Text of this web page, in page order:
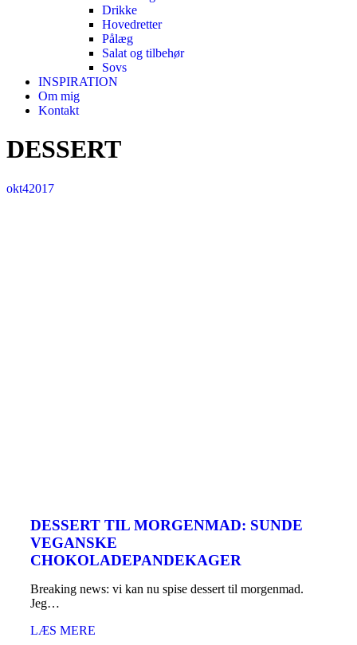
Drikke
Hovedretter
Pålæg
Salat og tilbehør
Sovs
INSPIRATION
Om mig
Kontakt
DESSERT
okt42017
DESSERT TIL MORGENMAD: SUNDE
VEGANSKE
CHOKOLADEPANDEKAGER
Breaking news: vi kan nu spise dessert til morgenmad.
Jeg…
LÆS MERE